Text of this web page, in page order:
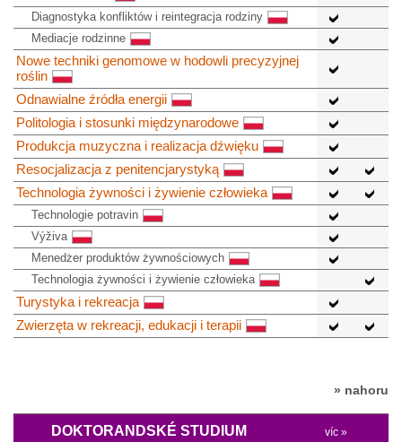
Diagnostyka konfliktów i reintegracja rodziny
Mediacje rodzinne
Nowe techniki genomowe w hodowli precyzyjnej
roślin
Odnawialne źródła energii
Politologia i stosunki międzynarodowe
Produkcja muzyczna i realizacja dźwięku
Resocjalizacja z penitencjarystyką
Technologia żywności i żywienie człowieka
Technologie potravin
Výživa
Menedżer produktów żywnościowych
Technologia żywności i żywienie człowieka
Turystyka i rekreacja
Zwierzęta w rekreacji, edukacji i terapii
» nahoru
DOKTORANDSKÉ STUDIUM víc »